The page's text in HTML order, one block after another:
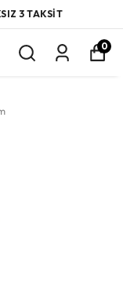
3 TAKSİT
0